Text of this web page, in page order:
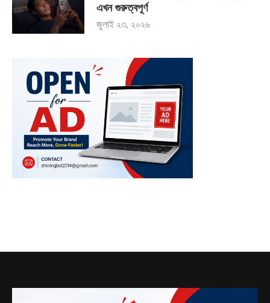
এখন গুরুত্বপূর্ণ
জুলাই ২৩, ২০২৬